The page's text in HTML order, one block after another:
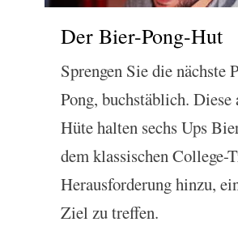
Der Bier-Pong-Hut
Sprengen Sie die nächste
Pong, buchstäblich. Diese
Hüte halten sechs Ups
dem klassischen College-
Herausforderung hinzu,
Ziel zu treffen.